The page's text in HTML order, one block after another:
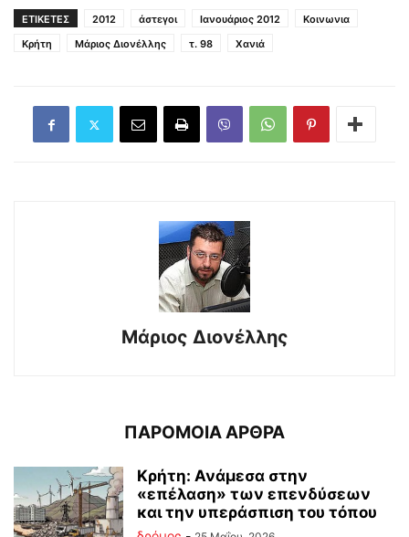
ΕΤΙΚΕΤΕΣ 2012 άστεγοι Ιανουάριος 2012
Κοινωνια
Κρήτη
Μάριος Διονέλλης τ. 98 Χανιά
Μάριος Διονέλλης
ΠΑΡΟΜΟΙΑ ΑΡΘΡΑ
Κρήτη: Ανάμεσα στην
«επέλαση» των επενδύσεων
και την υπεράσπιση του τόπου